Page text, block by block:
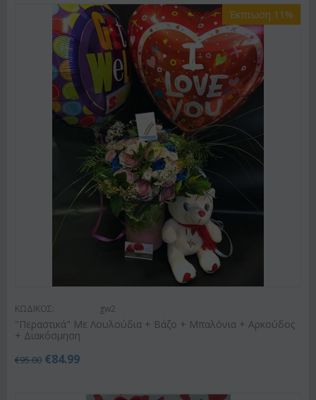
Έκπτωση 11%
ΚΩΔΙΚΟΣ: gw2
"Περαστικά" Με Λουλούδια + Βάζο + Μπαλόνια + Αρκούδος
+ Διακόσμηση
€95.00 €84.99